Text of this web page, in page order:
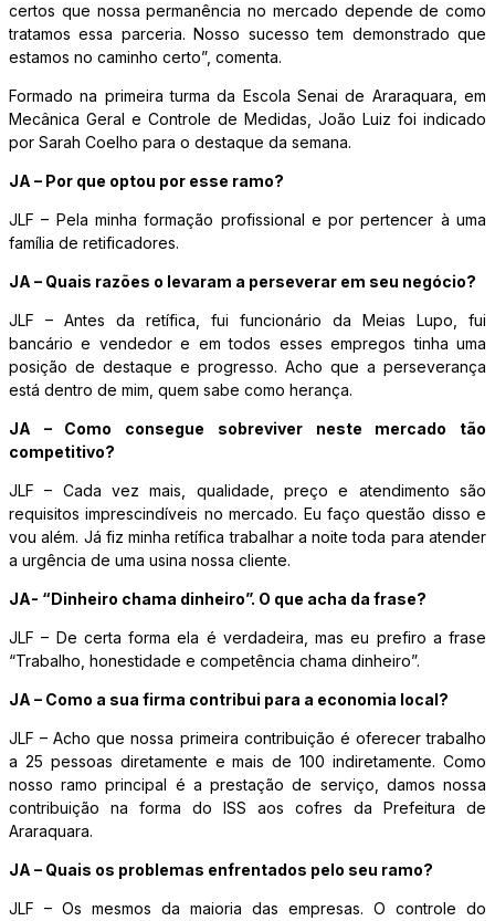
certos que nossa permanência no mercado depende de como
tratamos essa parceria. Nosso sucesso tem demonstrado que
estamos no caminho certo”, comenta.
Formado na primeira turma da Escola Senai de Araraquara, em
Mecânica Geral e Controle de Medidas, João Luiz foi indicado
por Sarah Coelho para o destaque da semana.
JA – Por que optou por esse ramo?
JLF – Pela minha formação profissional e por pertencer à uma
família de retificadores.
JA – Quais razões o levaram a perseverar em seu negócio?
JLF – Antes da retífica, fui funcionário da Meias Lupo, fui
bancário e vendedor e em todos esses empregos tinha uma
posição de destaque e progresso. Acho que a perseverança
está dentro de mim, quem sabe como herança.
JA – Como consegue sobreviver neste mercado tão
competitivo?
JLF – Cada vez mais, qualidade, preço e atendimento são
requisitos imprescindíveis no mercado. Eu faço questão disso e
vou além. Já fiz minha retífica trabalhar a noite toda para atender
a urgência de uma usina nossa cliente.
JA- “Dinheiro chama dinheiro”. O que acha da frase?
JLF – De certa forma ela é verdadeira, mas eu prefiro a frase
“Trabalho, honestidade e competência chama dinheiro”.
JA – Como a sua firma contribui para a economia local?
JLF – Acho que nossa primeira contribuição é oferecer trabalho
a 25 pessoas diretamente e mais de 100 indiretamente. Como
nosso ramo principal é a prestação de serviço, damos nossa
contribuição na forma do ISS aos cofres da Prefeitura de
Araraquara.
JA – Quais os problemas enfrentados pelo seu ramo?
JLF – Os mesmos da maioria das empresas. O controle do